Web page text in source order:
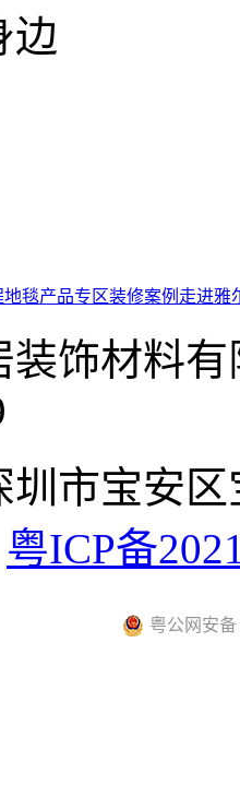
边
地毯产品专区装修案例 走进雅
装饰材料有
圳市宝安
粤ICP备
粤公网安备